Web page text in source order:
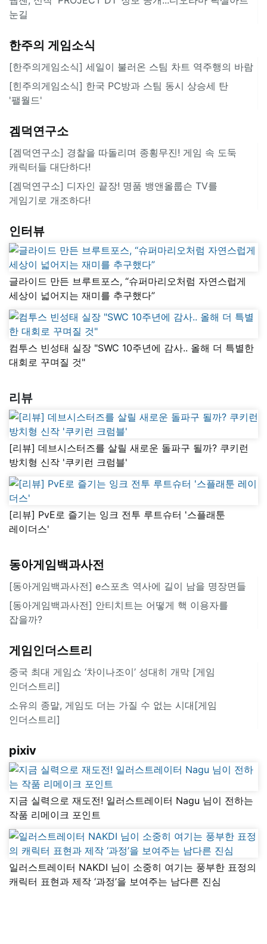
눈길
한주의 게임소식
[한주의게임소식] 세일이 불러온 스팀 차트 역주행의 바람
[힌주의게임소식] 한국 PC방과 스팀 동시 상승세 탄
'팰월드'
겜덕연구소
[겜덕연구소] 경찰을 따돌리며 종횡무진! 게임 속 도둑
캐릭터들 대단하다!
[겜덕연구소] 디자인 끝장! 명품 뱅앤올룹슨 TV를
게임기로 개조하다!
인터뷰
글라이드 만든 브루트포스, “슈퍼마리오처럼 자연스럽게
세상이 넓어지는 재미를 추구했다”
컴투스 빈성태 실장 "SWC 10주년에 감사.. 올해 더 특별한
대회로 꾸며질 것"
리뷰
[리뷰] 데브시스터즈를 살릴 새로운 돌파구 될까? 쿠키런
방치형 신작 '쿠키런 크럼블'
[리뷰] PvE로 즐기는 잉크 전투 루트슈터 '스플래툰
레이더스'
동아게임백과사전
[동아게임백과사전] e스포츠 역사에 길이 남을 명장면들
[동아게임백과사전] 안티치트는 어떻게 핵 이용자를
잡을까?
게임인더스트리
중국 최대 게임쇼 ‘차이나조이’ 성대히 개막 [게임
인더스트리]
소유의 종말, 게임도 더는 가질 수 없는 시대[게임
인더스트리]
pixiv
지금 실력으로 재도전! 일러스트레이터 Nagu 님이 전하는
작품 리메이크 포인트
일러스트레이터 NAKDI 님이 소중히 여기는 풍부한 표정의
캐릭터 표현과 제작 ‘과정’을 보여주는 남다른 진심